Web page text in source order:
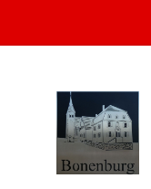
content
main
footer